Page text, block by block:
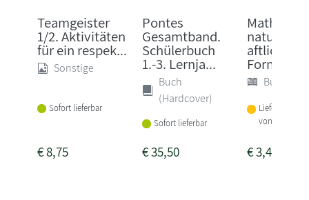
Teamgeister
1/2. Aktivitäten
für ein respek...
Sonstige
Sofort lieferbar
€8,75
Pontes
Gesamtband.
Schülerbuch
1.-3. Lernja...
Buch
(Hardcover)
Sofort lieferbar
€35,50
aftliche
Formels...
Buch
Lieferbar
von 1-2
€3,49